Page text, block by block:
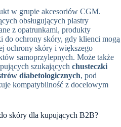
w grupie akcesoriów CGM.
obsługujących plastry
z opatrunkami, produkty
do ochrony skóry, gdy klienci mogą
ochrony skóry i większego
samoprzylepnych. Może także
szukających chusteczki
diabetologicznych, pod
kompatybilność z docelowym
skóry dla kupujących B2B?